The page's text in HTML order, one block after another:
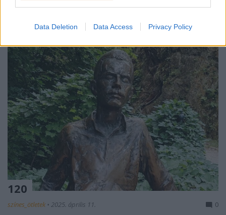
Data Deletion Data Access Privacy Policy
120
színes_ötletek • 2025. április 11. 0